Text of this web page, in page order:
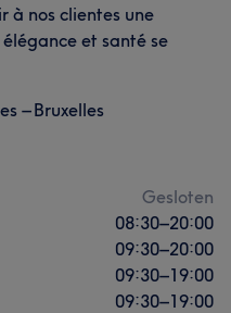
à nos clientes une
et santé se
– Bruxelles
Gesloten
08:30–20:00
09:30–20:00
09:30–19:00
09:30–19:00